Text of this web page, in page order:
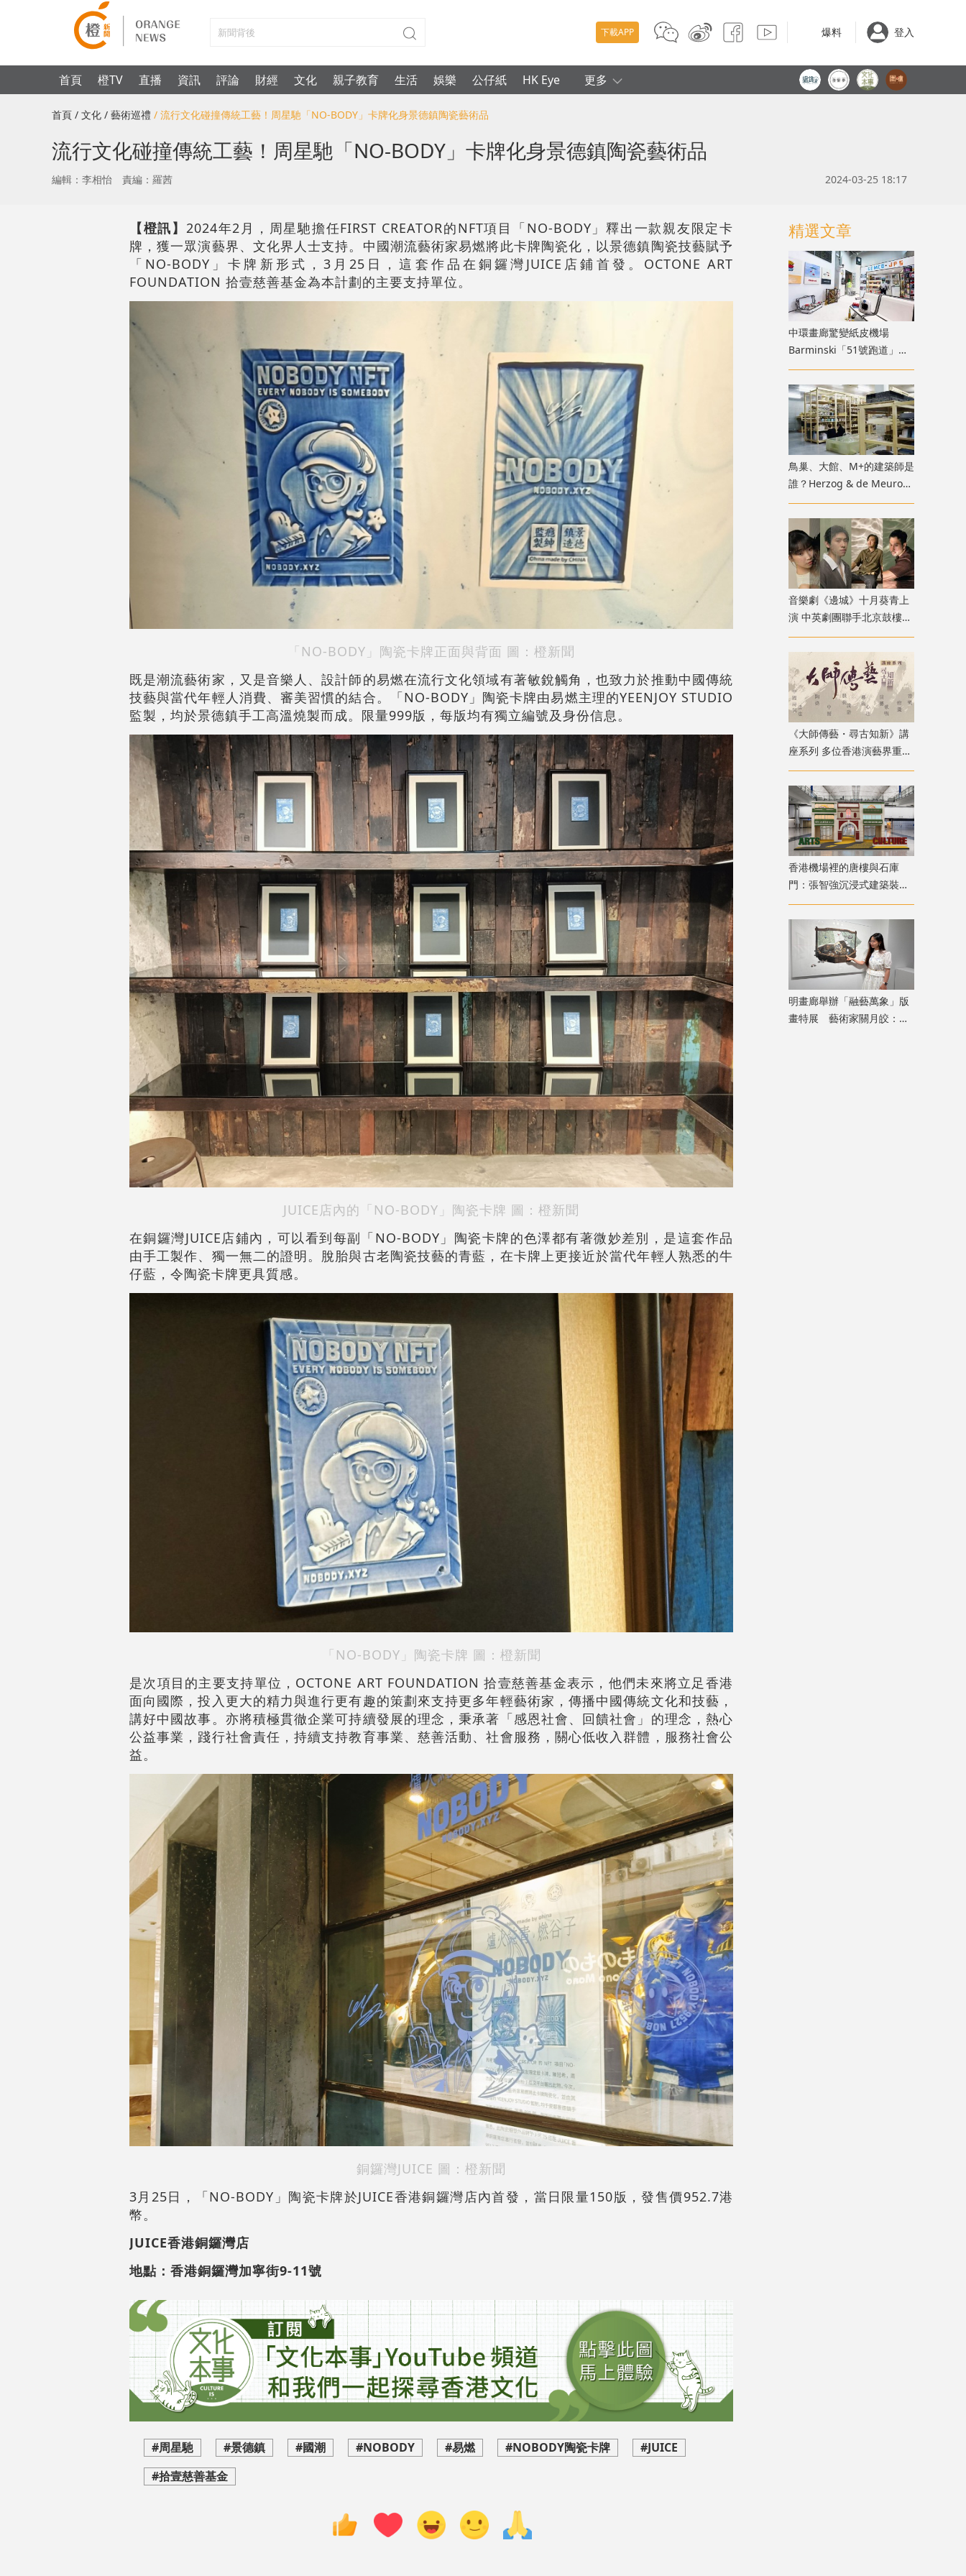
下載APP 爆料 登入
首頁 橙TV 直播 資訊 評論 財經 文化 親子教育 生活 娛樂 公仔紙 HK Eye 更多
首頁 / 文化 / 藝術巡禮 / 流行文化碰撞傳統工藝！周星馳「NO-BODY」卡牌化身景德鎮陶瓷藝術品
流行文化碰撞傳統工藝！周星馳「NO-BODY」卡牌化身景德鎮陶瓷藝術品
編輯：李相怡 責編：羅茜 2024-03-25 18:17
【橙訊】 2024年2月，周星馳擔任FIRST CREATOR的NFT項目「NO-BODY」釋出一款親友限定卡
牌，獲一眾演藝界、文化界人士支持。中國潮流藝術家易燃將此卡牌陶瓷化，以景德鎮陶瓷技藝賦予
「NO-BODY」卡牌新形式，3月25日，這套作品在銅鑼灣JUICE店鋪首發。OCTONE ART
FOUNDATION 拾壹慈善基金為本計劃的主要支持單位。
「NO-BODY」陶瓷卡牌正面與背面 圖：橙新聞
既是潮流藝術家，又是音樂人、設計師的易燃在流行文化領域有著敏銳觸角，也致力於推動中國傳統
技藝與當代年輕人消費、審美習慣的結合。「NO-BODY」陶瓷卡牌由易燃主理的YEENJOY STUDIO
監製，均於景德鎮手工高溫燒製而成。限量999版，每版均有獨立編號及身份信息。
JUICE店內的「NO-BODY」陶瓷卡牌 圖：橙新聞
在銅鑼灣JUICE店鋪內，可以看到每副「NO-BODY」陶瓷卡牌的色澤都有著微妙差別，是這套作品
由手工製作、獨一無二的證明。脫胎與古老陶瓷技藝的青藍，在卡牌上更接近於當代年輕人熟悉的牛
仔藍，令陶瓷卡牌更具質感。
「NO-BODY」陶瓷卡牌 圖：橙新聞
是次項目的主要支持單位，OCTONE ART FOUNDATION 拾壹慈善基金表示，他們未來將立足香港
面向國際，投入更大的精力與進行更有趣的策劃來支持更多年輕藝術家，傳播中國傳統文化和技藝，
講好中國故事。亦將積極貫徹企業可持續發展的理念，秉承著「感恩社會、回饋社會」的理念，熱心
公益事業，踐行社會責任，持續支持教育事業、慈善活動、社會服務，關心低收入群體，服務社會公
益。
銅鑼灣JUICE 圖：橙新聞
3月25日，「NO-BODY」陶瓷卡牌於JUICE香港銅鑼灣店內首發，當日限量150版，發售價952.7港
幣。
JUICE香港銅鑼灣店
地點：香港銅鑼灣加寧街9-11號
#周星馳 #景德鎮 #國潮 #NOBODY #易燃 #NOBODY陶瓷卡牌
#JUICE
#拾壹慈善基金
精選文章
中環畫廊驚變紙皮機場
Barminski「51號跑道」用
紙箱建造星際航廈
鳥巢、大館、M+的建築師是
誰？Herzog & de Meuron
展覽9月M+揭開創作過程
音樂劇《邊城》十月葵青上
演 中英劇團聯手北京鼓樓西
戲劇 演繹湘西純美與遺憾
《大師傳藝・尋古知新》講
座系列 多位香港演藝界重量
級嘉賓登場
香港機場裡的唐樓與石庫
門：張智強沉浸式建築裝置
重構港滬記憶
明畫廊舉辦「融藝萬象」版
畫特展 藝術家關月皎：從